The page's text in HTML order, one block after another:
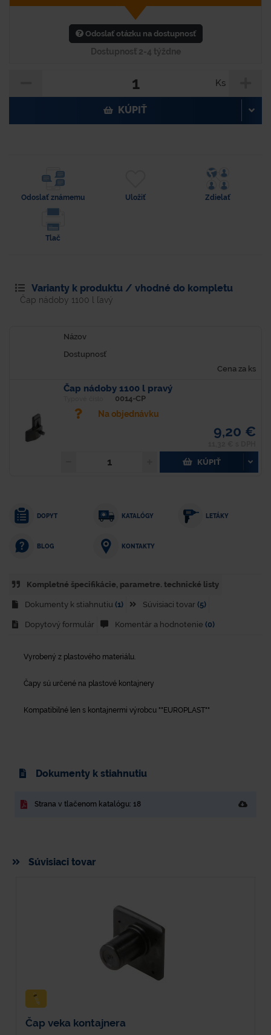
Odoslať otázku na dostupnosť
Dostupnosť 2-4 týždne
Ks
KÚPIŤ
Odoslať známemu Uložiť Zdielať
Tlač
Varianty k produktu / vhodné do kompletu
Čap nádoby 1100 l ľavý
Názov
Dostupnosť
Cena za ks
Čap nádoby 1100 l pravý
0014-CP
Na objednávku
9,20 €
KÚPIŤ
DOPYT KATALÓGY LETÁKY
BLOG KONTAKTY
Kompletné špecifikácie, parametre. technické listy
Dokumenty k stiahnutiu (1) Súvisiaci tovar (5)
Dopytový formulár Komentár a hodnotenie (0)
Vyrobený z plastového materiálu.
Čapy sú určené na plastové kontajnery
Kompatibilné len s kontajnermi výrobcu ""EUROPLAST""
Dokumenty k stiahnutiu
Strana v tlačenom katalógu: 18
Súvisiaci tovar
Čap veka kontajnera